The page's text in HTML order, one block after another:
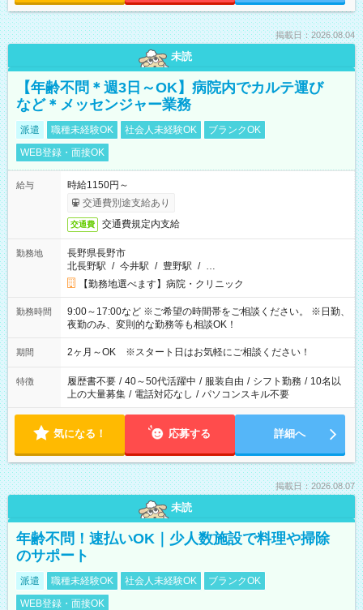
掲載日：2026.08.04
未読
【年齢不問＊週3日～OK】病院内でカルテ運び
など＊メッセンジャー業務
派遣 職種未経験OK 社会人未経験OK
ブランクOK
WEB登録・面接OK
給与
時給1150円～
交通費別途支給あり
交通費 交通費規定内支給
勤務地
長野県長野市
北長野駅 / 今井駅 / 豊野駅 / …
【勤務地選べます】病院・クリニック
勤務時間
9:00～17:00など ※ご希望の時間帯をご相談ください。 ※日勤、
夜勤のみ、変則的な勤務等も相談OK！
期間 2ヶ月～OK ※スタート日はお気軽にご相談ください！
特徴 履歴書不要 / 40～50代活躍中 / 服装自由 / シフト勤務 / 10名以
上の大量募集 / 電話対応なし / パソコンスキル不要
気になる！ 応募する 詳細へ
掲載日：2026.08.07
未読
年齢不問！速払いOK｜少人数施設で料理や掃除
のサポート
派遣 職種未経験OK 社会人未経験OK
ブランクOK
WEB登録・面接OK